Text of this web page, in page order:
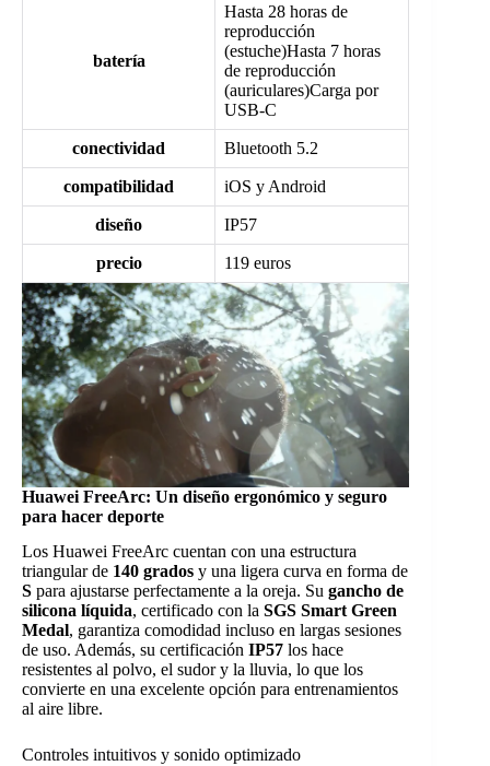
batería
Hasta 28 horas de
reproducción
(estuche)Hasta 7 horas
de reproducción
(auriculares)Carga por
USB-C
conectividad Bluetooth 5.2
compatibilidad iOS y Android
diseño IP57
precio 119 euros
Huawei FreeArc: Un diseño ergonómico y seguro
para hacer deporte
Los Huawei FreeArc cuentan con una estructura
triangular de 140 grados y una ligera curva en forma de
S para ajustarse perfectamente a la oreja. Su gancho de
silicona líquida, certificado con la SGS Smart Green
Medal, garantiza comodidad incluso en largas sesiones
de uso. Además, su certificación IP57 los hace
resistentes al polvo, el sudor y la lluvia, lo que los
convierte en una excelente opción para entrenamientos
al aire libre.
Controles intuitivos y sonido optimizado